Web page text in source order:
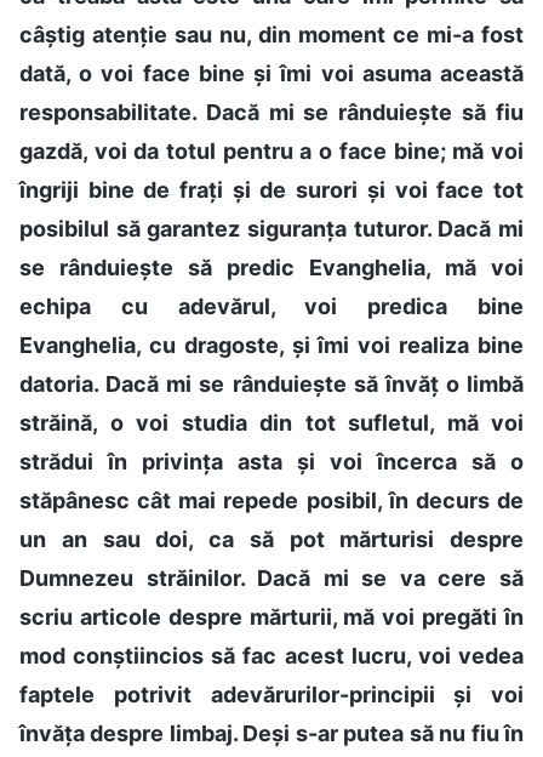
câștig atenție sau nu, din moment ce mi-a fost
dată, o voi face bine și îmi voi asuma această
responsabilitate. Dacă mi se rânduiește să fiu
gazdă, voi da totul pentru a o face bine; mă voi
îngriji bine de frați și de surori și voi face tot
posibilul să garantez siguranța tuturor. Dacă mi
se rânduiește să predic Evanghelia, mă voi
echipa cu adevărul, voi predica bine
Evanghelia, cu dragoste, și îmi voi realiza bine
datoria. Dacă mi se rânduiește să învăț o limbă
străină, o voi studia din tot sufletul, mă voi
strădui în privința asta și voi încerca să o
stăpânesc cât mai repede posibil, în decurs de
un an sau doi, ca să pot mărturisi despre
Dumnezeu străinilor. Dacă mi se va cere să
scriu articole despre mărturii, mă voi pregăti în
mod conștiincios să fac acest lucru, voi vedea
faptele potrivit adevărurilor-principii și voi
învăța despre limbaj. Deși s-ar putea să nu fiu în